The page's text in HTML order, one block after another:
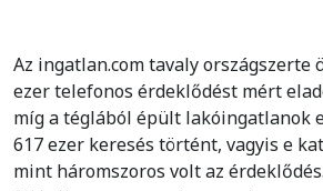
Az ingatlan.com tavaly országszerte
ezer telefonos érdeklődést mért
míg a téglából épült lakóingatlanok
617 ezer keresés történt, vagyis e
mint háromszoros volt az